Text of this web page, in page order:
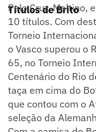
Títulos de Brito
Pelo Cruz-Maltino,
10 títulos. Com
Torneio
o Vasco superou o
65, no Torneio
Centenário do Rio
taça em cima do
que contou com o
seleção da